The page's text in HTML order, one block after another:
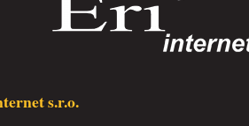
s.r.o.